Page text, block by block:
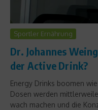
Sportler Ernährung
Dr. Johannes
der Active Drink?
Energy Drinks boomen
Dosen werden
wach machen und die